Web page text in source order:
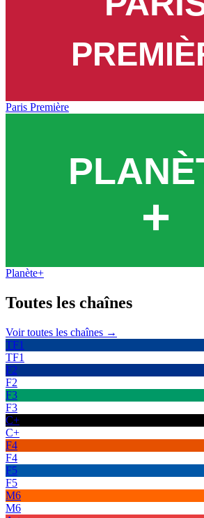
Paris Première
Planète+
Toutes les chaînes
Voir toutes les chaînes →
TF1
TF1
F2
F2
F3
F3
C+
C+
F4
F4
F5
F5
M6
M6